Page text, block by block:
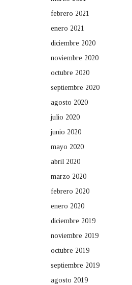
febrero 2021
enero 2021
diciembre 2020
noviembre 2020
octubre 2020
septiembre 2020
agosto 2020
julio 2020
junio 2020
mayo 2020
abril 2020
marzo 2020
febrero 2020
enero 2020
diciembre 2019
noviembre 2019
octubre 2019
septiembre 2019
agosto 2019